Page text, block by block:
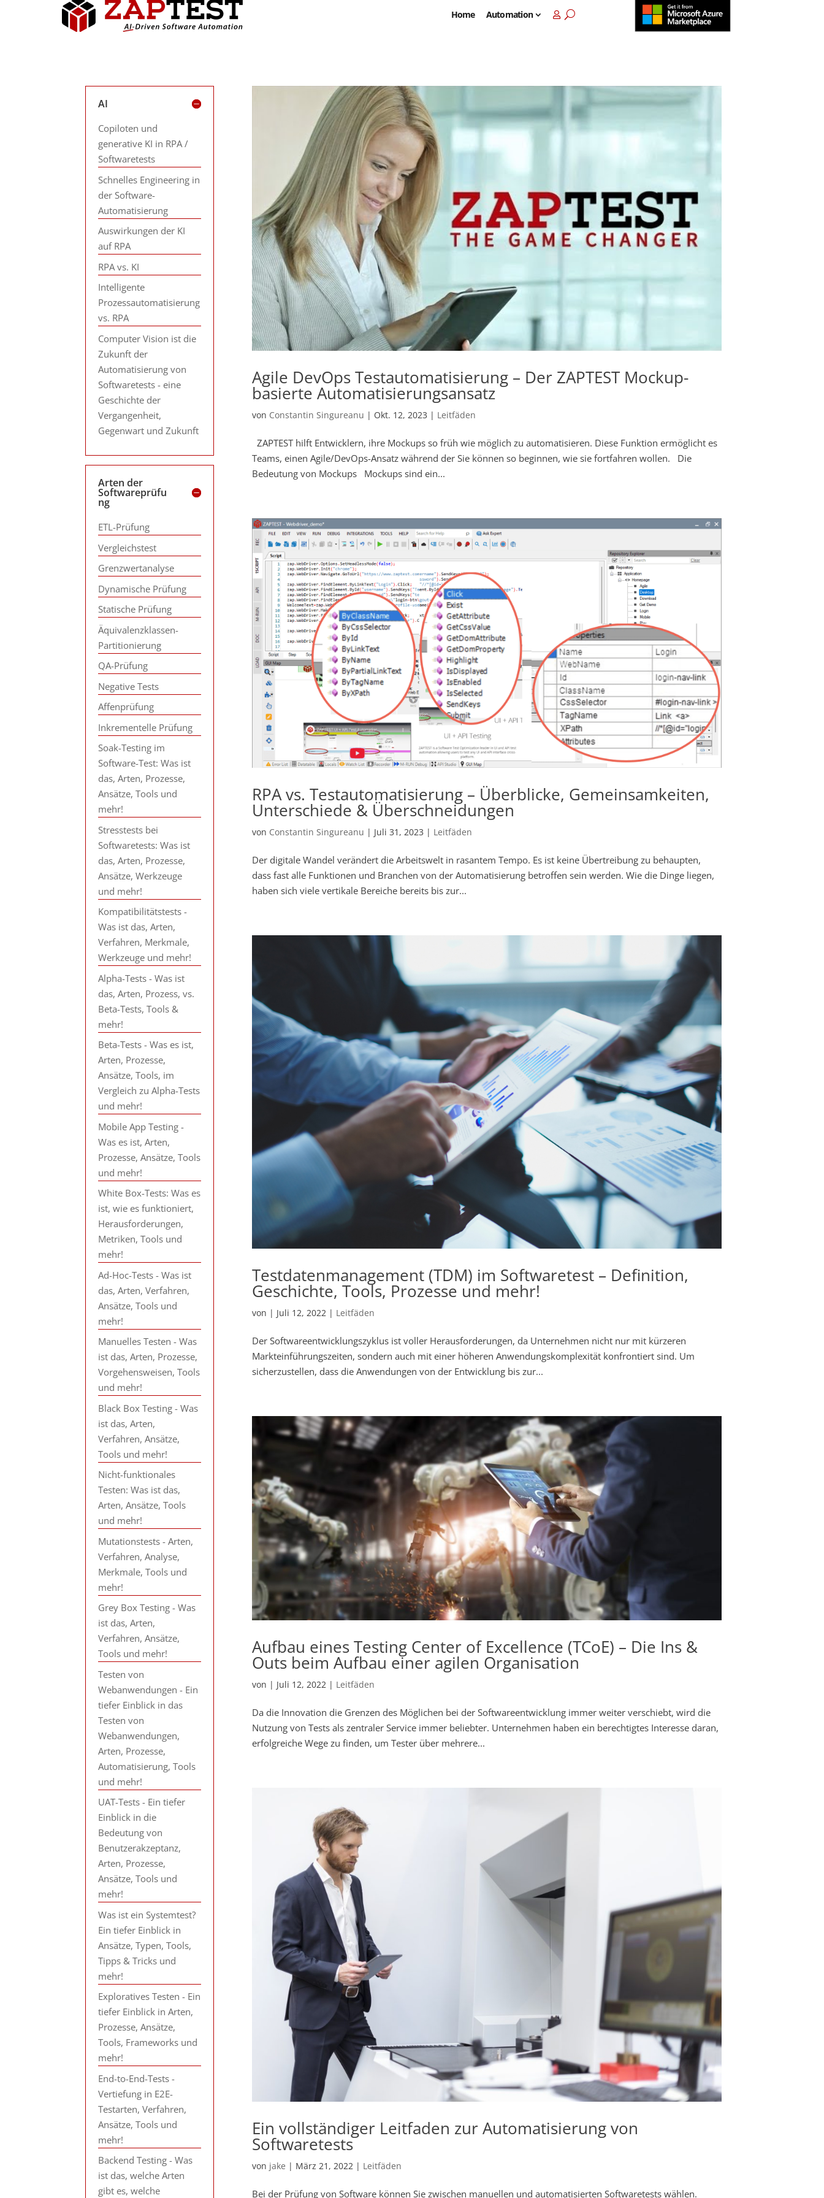
Home Automation
Agile DevOps Testautomatisierung – Der ZAPTEST Mockup-
basierte Automatisierungsansatz
von Constantin Singureanu | Okt. 12, 2023 | Leitfäden
ZAPTEST hilft Entwicklern, ihre Mockups so früh wie möglich zu automatisieren. Diese Funktion ermöglicht es
Teams, einen Agile/DevOps-Ansatz während der Sie können so beginnen, wie sie fortfahren wollen. Die
Bedeutung von Mockups Mockups sind ein...
RPA vs. Testautomatisierung – Überblicke, Gemeinsamkeiten,
Unterschiede & Überschneidungen
von Constantin Singureanu | Juli 31, 2023 | Leitfäden
Der digitale Wandel verändert die Arbeitswelt in rasantem Tempo. Es ist keine Übertreibung zu behaupten,
dass fast alle Funktionen und Branchen von der Automatisierung betroffen sein werden. Wie die Dinge liegen,
haben sich viele vertikale Bereiche bereits bis zur...
Testdatenmanagement (TDM) im Softwaretest – Definition,
Geschichte, Tools, Prozesse und mehr!
von | Juli 12, 2022 | Leitfäden
Der Softwareentwicklungszyklus ist voller Herausforderungen, da Unternehmen nicht nur mit kürzeren
Markteinführungszeiten, sondern auch mit einer höheren Anwendungskomplexität konfrontiert sind. Um
sicherzustellen, dass die Anwendungen von der Entwicklung bis zur...
Aufbau eines Testing Center of Excellence (TCoE) – Die Ins &
Outs beim Aufbau einer agilen Organisation
von | Juli 12, 2022 | Leitfäden
Da die Innovation die Grenzen des Möglichen bei der Softwareentwicklung immer weiter verschiebt, wird die
Nutzung von Tests als zentraler Service immer beliebter. Unternehmen haben ein berechtigtes Interesse daran,
erfolgreiche Wege zu finden, um Tester über mehrere...
Ein vollständiger Leitfaden zur Automatisierung von
Softwaretests
von jake | März 21, 2022 | Leitfäden
Bei der Prüfung von Software können Sie zwischen manuellen und automatisierten Softwaretests wählen.
AI
Copiloten und
generative KI in RPA /
Softwaretests
Schnelles Engineering in
der Software-
Automatisierung
Auswirkungen der KI
auf RPA
RPA vs. KI
Intelligente
Prozessautomatisierung
vs. RPA
Computer Vision ist die
Zukunft der
Automatisierung von
Softwaretests - eine
Geschichte der
Vergangenheit,
Gegenwart und Zukunft
Arten der
Softwareprüfu
ng
ETL-Prüfung
Vergleichstest
Grenzwertanalyse
Dynamische Prüfung
Statische Prüfung
Äquivalenzklassen-
Partitionierung
QA-Prüfung
Negative Tests
Affenprüfung
Inkrementelle Prüfung
Soak-Testing im
Software-Test: Was ist
das, Arten, Prozesse,
Ansätze, Tools und
mehr!
Stresstests bei
Softwaretests: Was ist
das, Arten, Prozesse,
Ansätze, Werkzeuge
und mehr!
Kompatibilitätstests -
Was ist das, Arten,
Verfahren, Merkmale,
Werkzeuge und mehr!
Alpha-Tests - Was ist
das, Arten, Prozess, vs.
Beta-Tests, Tools &
mehr!
Beta-Tests - Was es ist,
Arten, Prozesse,
Ansätze, Tools, im
Vergleich zu Alpha-Tests
und mehr!
Mobile App Testing -
Was es ist, Arten,
Prozesse, Ansätze, Tools
und mehr!
White Box-Tests: Was es
ist, wie es funktioniert,
Herausforderungen,
Metriken, Tools und
mehr!
Ad-Hoc-Tests - Was ist
das, Arten, Verfahren,
Ansätze, Tools und
mehr!
Manuelles Testen - Was
ist das, Arten, Prozesse,
Vorgehensweisen, Tools
und mehr!
Black Box Testing - Was
ist das, Arten,
Verfahren, Ansätze,
Tools und mehr!
Nicht-funktionales
Testen: Was ist das,
Arten, Ansätze, Tools
und mehr!
Mutationstests - Arten,
Verfahren, Analyse,
Merkmale, Tools und
mehr!
Grey Box Testing - Was
ist das, Arten,
Verfahren, Ansätze,
Tools und mehr!
Testen von
Webanwendungen - Ein
tiefer Einblick in das
Testen von
Webanwendungen,
Arten, Prozesse,
Automatisierung, Tools
und mehr!
UAT-Tests - Ein tiefer
Einblick in die
Bedeutung von
Benutzerakzeptanz,
Arten, Prozesse,
Ansätze, Tools und
mehr!
Was ist ein Systemtest?
Ein tiefer Einblick in
Ansätze, Typen, Tools,
Tipps & Tricks und
mehr!
Exploratives Testen - Ein
tiefer Einblick in Arten,
Prozesse, Ansätze,
Tools, Frameworks und
mehr!
End-to-End-Tests -
Vertiefung in E2E-
Testarten, Verfahren,
Ansätze, Tools und
mehr!
Backend Testing - Was
ist das, welche Arten
gibt es, welche